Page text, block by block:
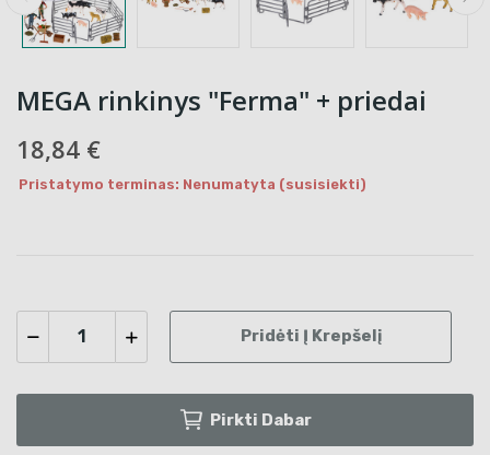
MEGA rinkinys "Ferma" + priedai
18,84 €
Pristatymo terminas: Nenumatyta (susisiekti)
Pridėti Į Krepšelį
Pirkti Dabar